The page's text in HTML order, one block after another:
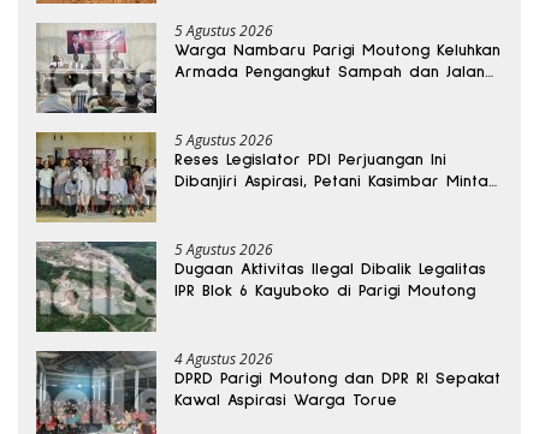
5 Agustus 2026
Warga Nambaru Parigi Moutong Keluhkan
Armada Pengangkut Sampah dan Jalan
5 Agustus 2026
Reses Legislator PDI Perjuangan Ini
Dibanjiri Aspirasi, Petani Kasimbar Minta
5 Agustus 2026
Dugaan Aktivitas Ilegal Dibalik Legalitas
IPR Blok 6 Kayuboko di Parigi Moutong
4 Agustus 2026
DPRD Parigi Moutong dan DPR RI Sepakat
Kawal Aspirasi Warga Torue